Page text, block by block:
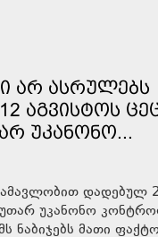
ᲐᲠ ᲐᲡᲠᲣᲚᲔᲑᲡ
ᲐᲒᲕᲘᲡᲢᲝᲡ
ᲣᲙᲐᲜᲝᲜᲝ...
დადებულ
უკანონო
ნაბიჯებს მათი